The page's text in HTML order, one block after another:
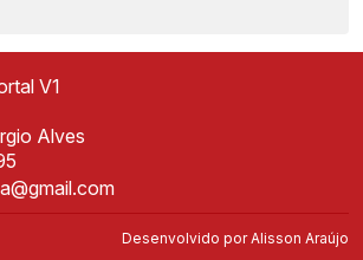
Portal V1
rápido direto da sua tela inicial
Instalar
V1
Alves
Desenvolvido por Alisson Araújo